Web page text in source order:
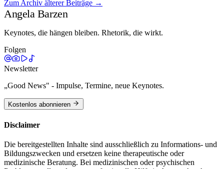
Weiterlesen →
Zum Archiv älterer Beiträge →
Angela Barzen
Keynotes, die hängen bleiben. Rhetorik, die wirkt.
Folgen
Newsletter
„Good News" - Impulse, Termine, neue Keynotes.
Kostenlos abonnieren
Disclaimer
Die bereitgestellten Inhalte sind ausschließlich zu Informations- und
Bildungszwecken und ersetzen keine therapeutische oder
medizinische Beratung. Bei medizinischen oder psychischen